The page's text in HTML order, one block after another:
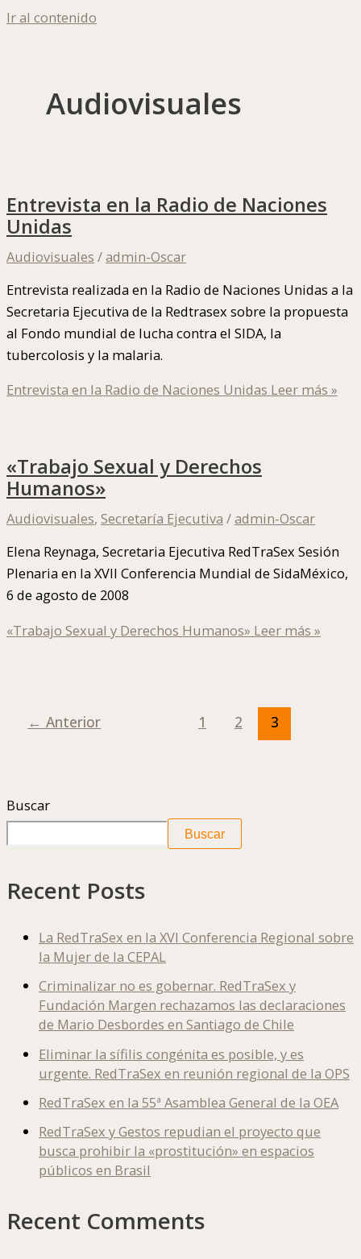
Ir al contenido
Audiovisuales
Entrevista en la Radio de Naciones
Unidas
Audiovisuales /admin-Oscar
Entrevista realizada en la Radio de Naciones Unidas a la
Secretaria Ejecutiva de la Redtrasex sobre la propuesta
al Fondo mundial de lucha contra el SIDA, la
tubercolosis y la malaria.
Entrevista en la Radio de Naciones Unidas Leer más »
«Trabajo Sexual y Derechos
Humanos»
Audiovisuales, Secretaría Ejecutiva /admin-Oscar
Elena Reynaga, Secretaria Ejecutiva RedTraSex Sesión
Plenaria en la XVII Conferencia Mundial de SidaMéxico,
6 de agosto de 2008
«Trabajo Sexual y Derechos Humanos» Leer más »
← Anterior 1 2 3
Buscar
Buscar
Recent Posts
La RedTraSex en la XVI Conferencia Regional sobre
la Mujer de la CEPAL
Criminalizar no es gobernar. RedTraSex y
Fundación Margen rechazamos las declaraciones
de Mario Desbordes en Santiago de Chile
Eliminar la sífilis congénita es posible, y es
urgente. RedTraSex en reunión regional de la OPS
RedTraSex en la 55ª Asamblea General de la OEA
RedTraSex y Gestos repudian el proyecto que
busca prohibir la «prostitución» en espacios
públicos en Brasil
Recent Comments